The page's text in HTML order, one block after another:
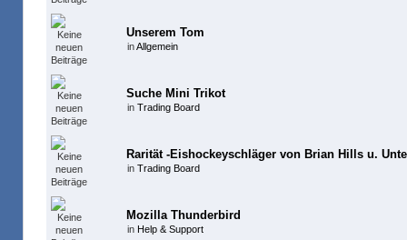
Unserem Tom
inAllgemein
Suche Mini Trikot
in Trading Board
Rarität -Eishockeyschläger von Brian Hills u.
in Trading Board
Mozilla Thunderbird
in Help & Support